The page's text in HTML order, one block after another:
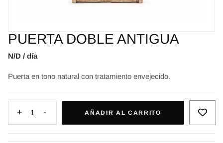
PUERTA DOBLE ANTIGUA
N/D / día
Puerta en tono natural con tratamiento envejecido.
+ 1 - AÑADIR AL CARRITO